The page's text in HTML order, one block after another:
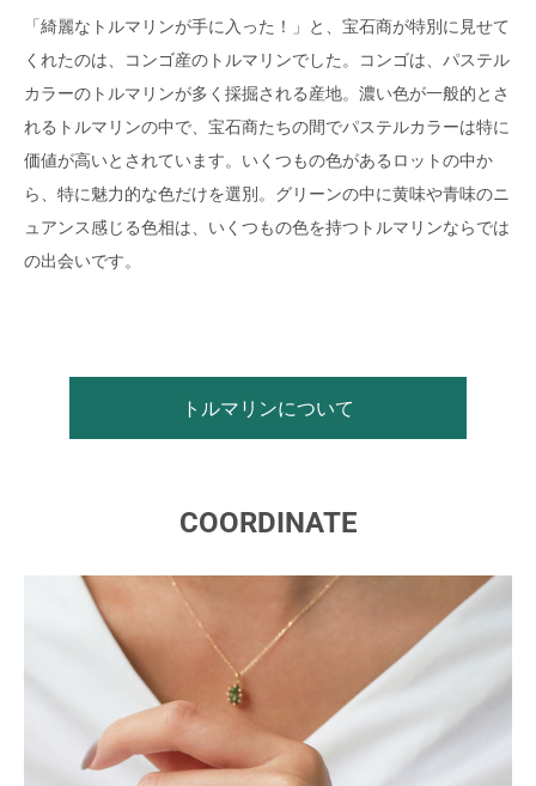
「綺麗なトルマリンが手に入った！」と、宝石商が特別に見せて
くれたのは、コンゴ産のトルマリンでした。コンゴは、パステル
カラーのトルマリンが多く採掘される産地。濃い色が一般的とさ
れるトルマリンの中で、宝石商たちの間でパステルカラーは特に
価値が高いとされています。いくつもの色があるロットの中か
ら、特に魅力的な色だけを選別。グリーンの中に黄味や青味のニ
ュアンス感じる色相は、いくつもの色を持つトルマリンならでは
の出会いです。
トルマリンについて
COORDINATE